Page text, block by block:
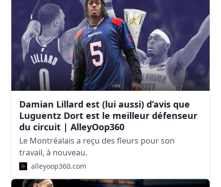
Damian Lillard est (lui aussi) d’avis que
Luguentz Dort est le meilleur défenseur
du circuit | AlleyOop360
Le Montréalais a reçu des fleurs pour son
travail, à nouveau.
alleyoop360.com